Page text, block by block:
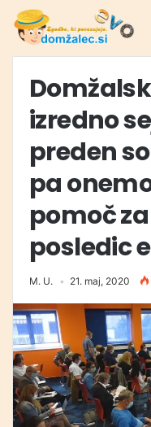
izredno
preden
pa
pomoč
posledic
M. U. 21. maj, 2020